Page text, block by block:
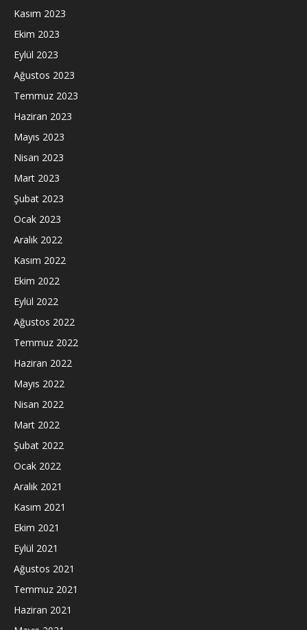
Kasım 2023
Ekim 2023
Eylül 2023
Ağustos 2023
Temmuz 2023
Haziran 2023
Mayıs 2023
Nisan 2023
Mart 2023
Şubat 2023
Ocak 2023
Aralık 2022
Kasım 2022
Ekim 2022
Eylül 2022
Ağustos 2022
Temmuz 2022
Haziran 2022
Mayıs 2022
Nisan 2022
Mart 2022
Şubat 2022
Ocak 2022
Aralık 2021
Kasım 2021
Ekim 2021
Eylül 2021
Ağustos 2021
Temmuz 2021
Haziran 2021